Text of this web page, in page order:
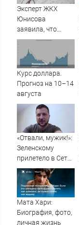
прогнозы
Эксперт ЖКХ
Юнисова
заявила, что
ремонт больше не
будет котловым
Курс доллара.
Прогноз на 10–14
августа
«Отвали, мужик!»:
Зеленскому
прилетело в Сети
из-за визита в
Сербию
Мата Хари:
Биография, фото,
личная жизнь